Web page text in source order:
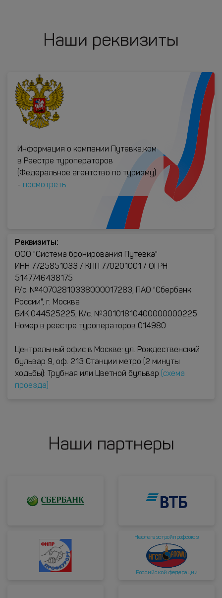
Наши реквизиты
Информация о компании Путевка.ком
в Реестре туроператоров
(Федеральное агентство по туризму)
- посмотреть
Реквизиты:
ООО "Система бронирования Путевка"
ИНН 7725851033 / КПП 770201001 / ОГРН
5147746438175
Р/с. №40702810338000017283, ПАО "Сбербанк
России", г. Москва
БИК 044525225, К/с. №30101810400000000225
Номер в реестре туроператоров 014980
Центральный офис в Москве: ул. Рождественский
бульвар 9, оф. 213 Станции метро (2 минуты
ходьбы): Трубная или Цветной бульвар
(схема
проезда)
Наши партнеры
Нефтегазстройпрофсоюз
Российской федерации